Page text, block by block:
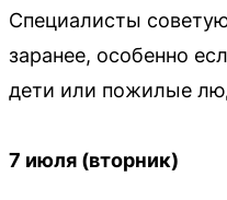
Специалисты
заранее, особенно
дети или пожилые
7 июля (вторник)